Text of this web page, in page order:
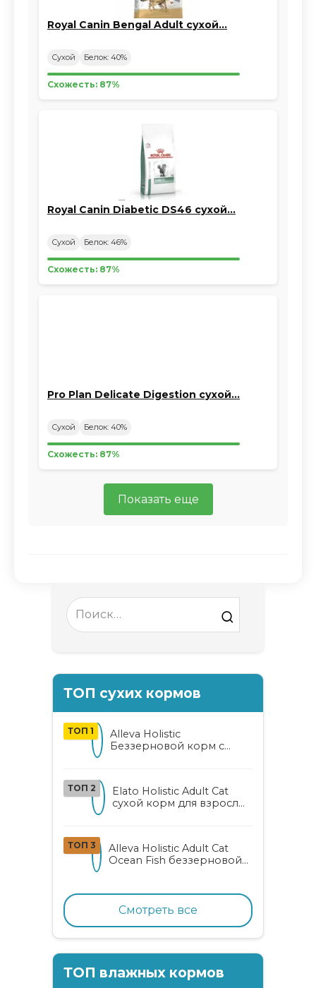
Royal Canin Bengal Adult сухой…
Сухой Белок: 40%
Схожесть: 87%
Royal Canin Diabetic DS46 сухой…
Сухой Белок: 46%
Схожесть: 87%
Pro Plan Delicate Digestion сухой…
Сухой Белок: 40%
Схожесть: 87%
Показать еще
Search
for:
ТОП сухих кормов
ТОП 1
Alleva Holistic
Беззерновой корм с
ТОП 2
Elato Holistic Adult Cat
сухой корм для взрослых
ТОП 3
Alleva Holistic Adult Cat
Ocean Fish беззерновой
рыбой, коноплей и алоэ
вера
Смотреть все
ТОП влажных кормов